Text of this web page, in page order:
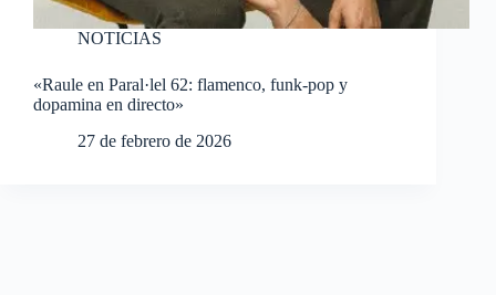
NOTICIAS
«Raule en Paral·lel 62: flamenco, funk-pop y
dopamina en directo»
27 de febrero de 2026